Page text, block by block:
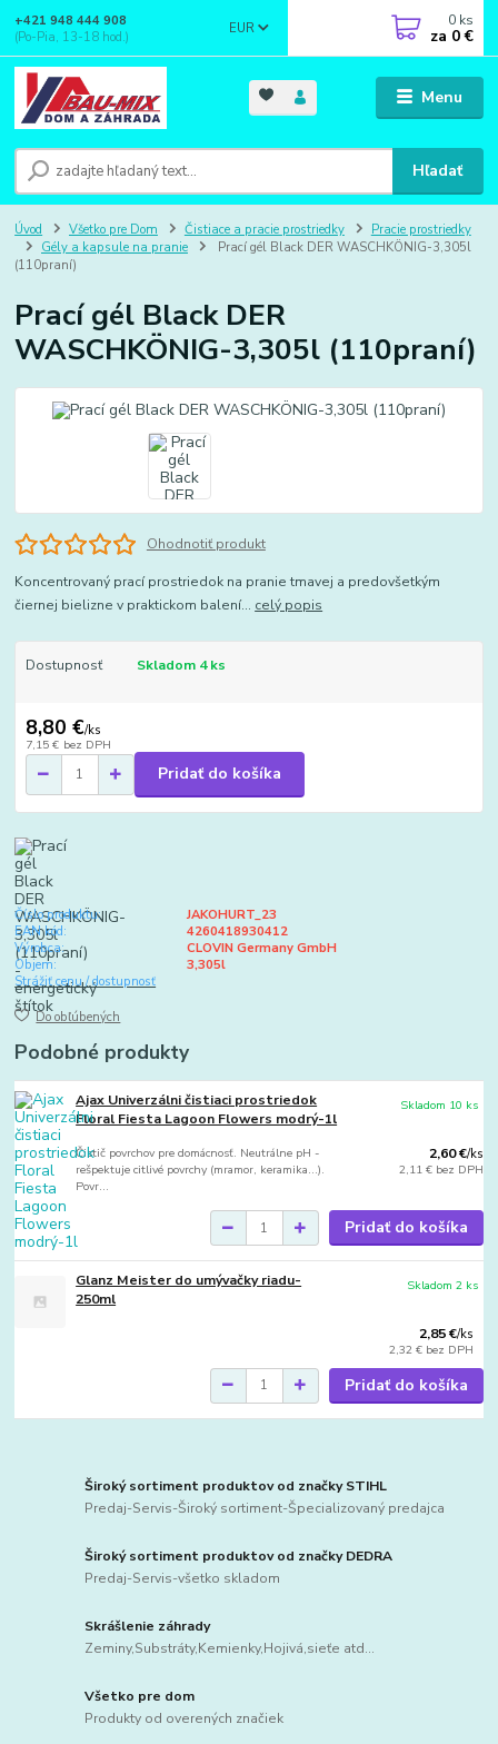
Menu
EUR
Hľadať
+421 948 444 908
(Po-Pia, 13-18 hod.)
0 ks
za 0 €
Úvod Všetko pre Dom Čistiace a pracie prostriedky
Pracie prostriedky
Gély a kapsule na pranie
Prací gél Black DER WASCHKÖNIG-3,305l
(110praní)
Prací gél Black DER
WASCHKÖNIG-3,305l (110praní)
Ohodnotiť produkt
Koncentrovaný prací prostriedok na pranie tmavej a predovšetkým
čiernej bielizne v praktickom balení... celý popis
Dostupnosť Skladom 4 ks
8,80 €/ks
7,15 € bez DPH
Pridať do košíka
Číslo produktu:
JAKOHURT_23
EAN kód:
4260418930412
Výrobca:
CLOVIN Germany GmbH
Objem:
3,305l
Strážiť cenu / dostupnosť
Do obľúbených
Podobné produkty
Ajax Univerzálni čistiaci prostriedok
Floral Fiesta Lagoon Flowers modrý-1l
Čistič povrchov pre domácnosť. Neutrálne pH -
rešpektuje citlivé povrchy (mramor, keramika...).
Povr...
2,60 €/ks
2,11 € bez DPH
Skladom 10 ks
Pridať do košíka
Glanz Meister do umývačky riadu-
250ml
2,85 €/ks
2,32 € bez DPH
Skladom 2 ks
Pridať do košíka
Široký sortiment produktov od značky STIHL
Predaj-Servis-Široký sortiment-Špecializovaný predajca
Široký sortiment produktov od značky DEDRA
Predaj-Servis-všetko skladom
Skrášlenie záhrady
Zeminy,Substráty,Kemienky,Hojivá,sieťe atd...
Všetko pre dom
Produkty od overených značiek